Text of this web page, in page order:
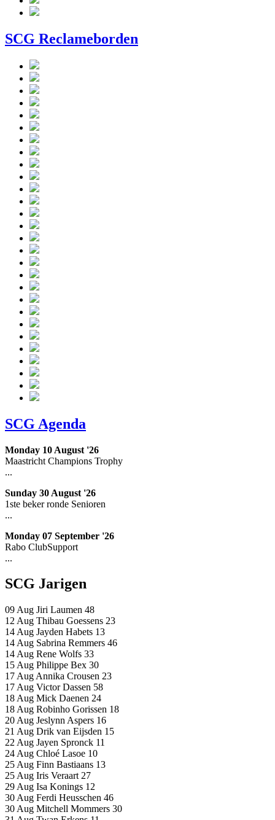
SCG Reclameborden
SCG Agenda
Monday 10 August '26
Maastricht Champions Trophy
...
Sunday 30 August '26
1ste beker ronde Senioren
...
Monday 07 September '26
Rabo ClubSupport
...
SCG Jarigen
09 Aug Jiri Laumen 48
12 Aug Thibau Goessens 23
14 Aug Jayden Habets 13
14 Aug Sabrina Remmers 46
14 Aug Rene Wolfs 33
15 Aug Philippe Bex 30
17 Aug Annika Crousen 23
17 Aug Victor Dassen 58
18 Aug Mick Daenen 24
18 Aug Robinho Gorissen 18
20 Aug Jeslynn Aspers 16
21 Aug Drik van Eijsden 15
22 Aug Jayen Spronck 11
24 Aug Chloé Lasoe 10
25 Aug Finn Bastiaans 13
25 Aug Iris Veraart 27
29 Aug Isa Konings 12
30 Aug Ferdi Heusschen 46
30 Aug Mitchell Mommers 30